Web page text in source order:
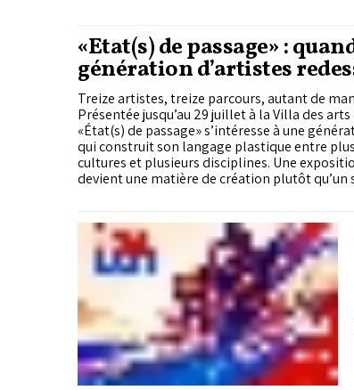
«État(s) de passage» :
génération d’artistes
frontières de la création
Treize artistes, treize parcours, autant de
Présentée jusqu’au 29 juillet à la Villa des
«État(s) de passage» s’intéresse à une
qui construit son langage plastique entre
cultures et plusieurs disciplines. Une
devient une matière de création plutôt qu’un